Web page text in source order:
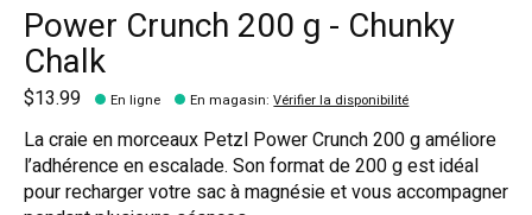
Power Crunch 200 g - Chunky
Chalk
$13.99 En ligne En magasin:Vérifier la disponibilité
La craie en morceaux Petzl Power Crunch 200 g améliore
l’adhérence en escalade. Son format de 200 g est idéal
pour recharger votre sac à magnésie et vous accompagner